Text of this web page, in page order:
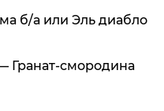
б/а или Эль диабло
Гранат-смородина